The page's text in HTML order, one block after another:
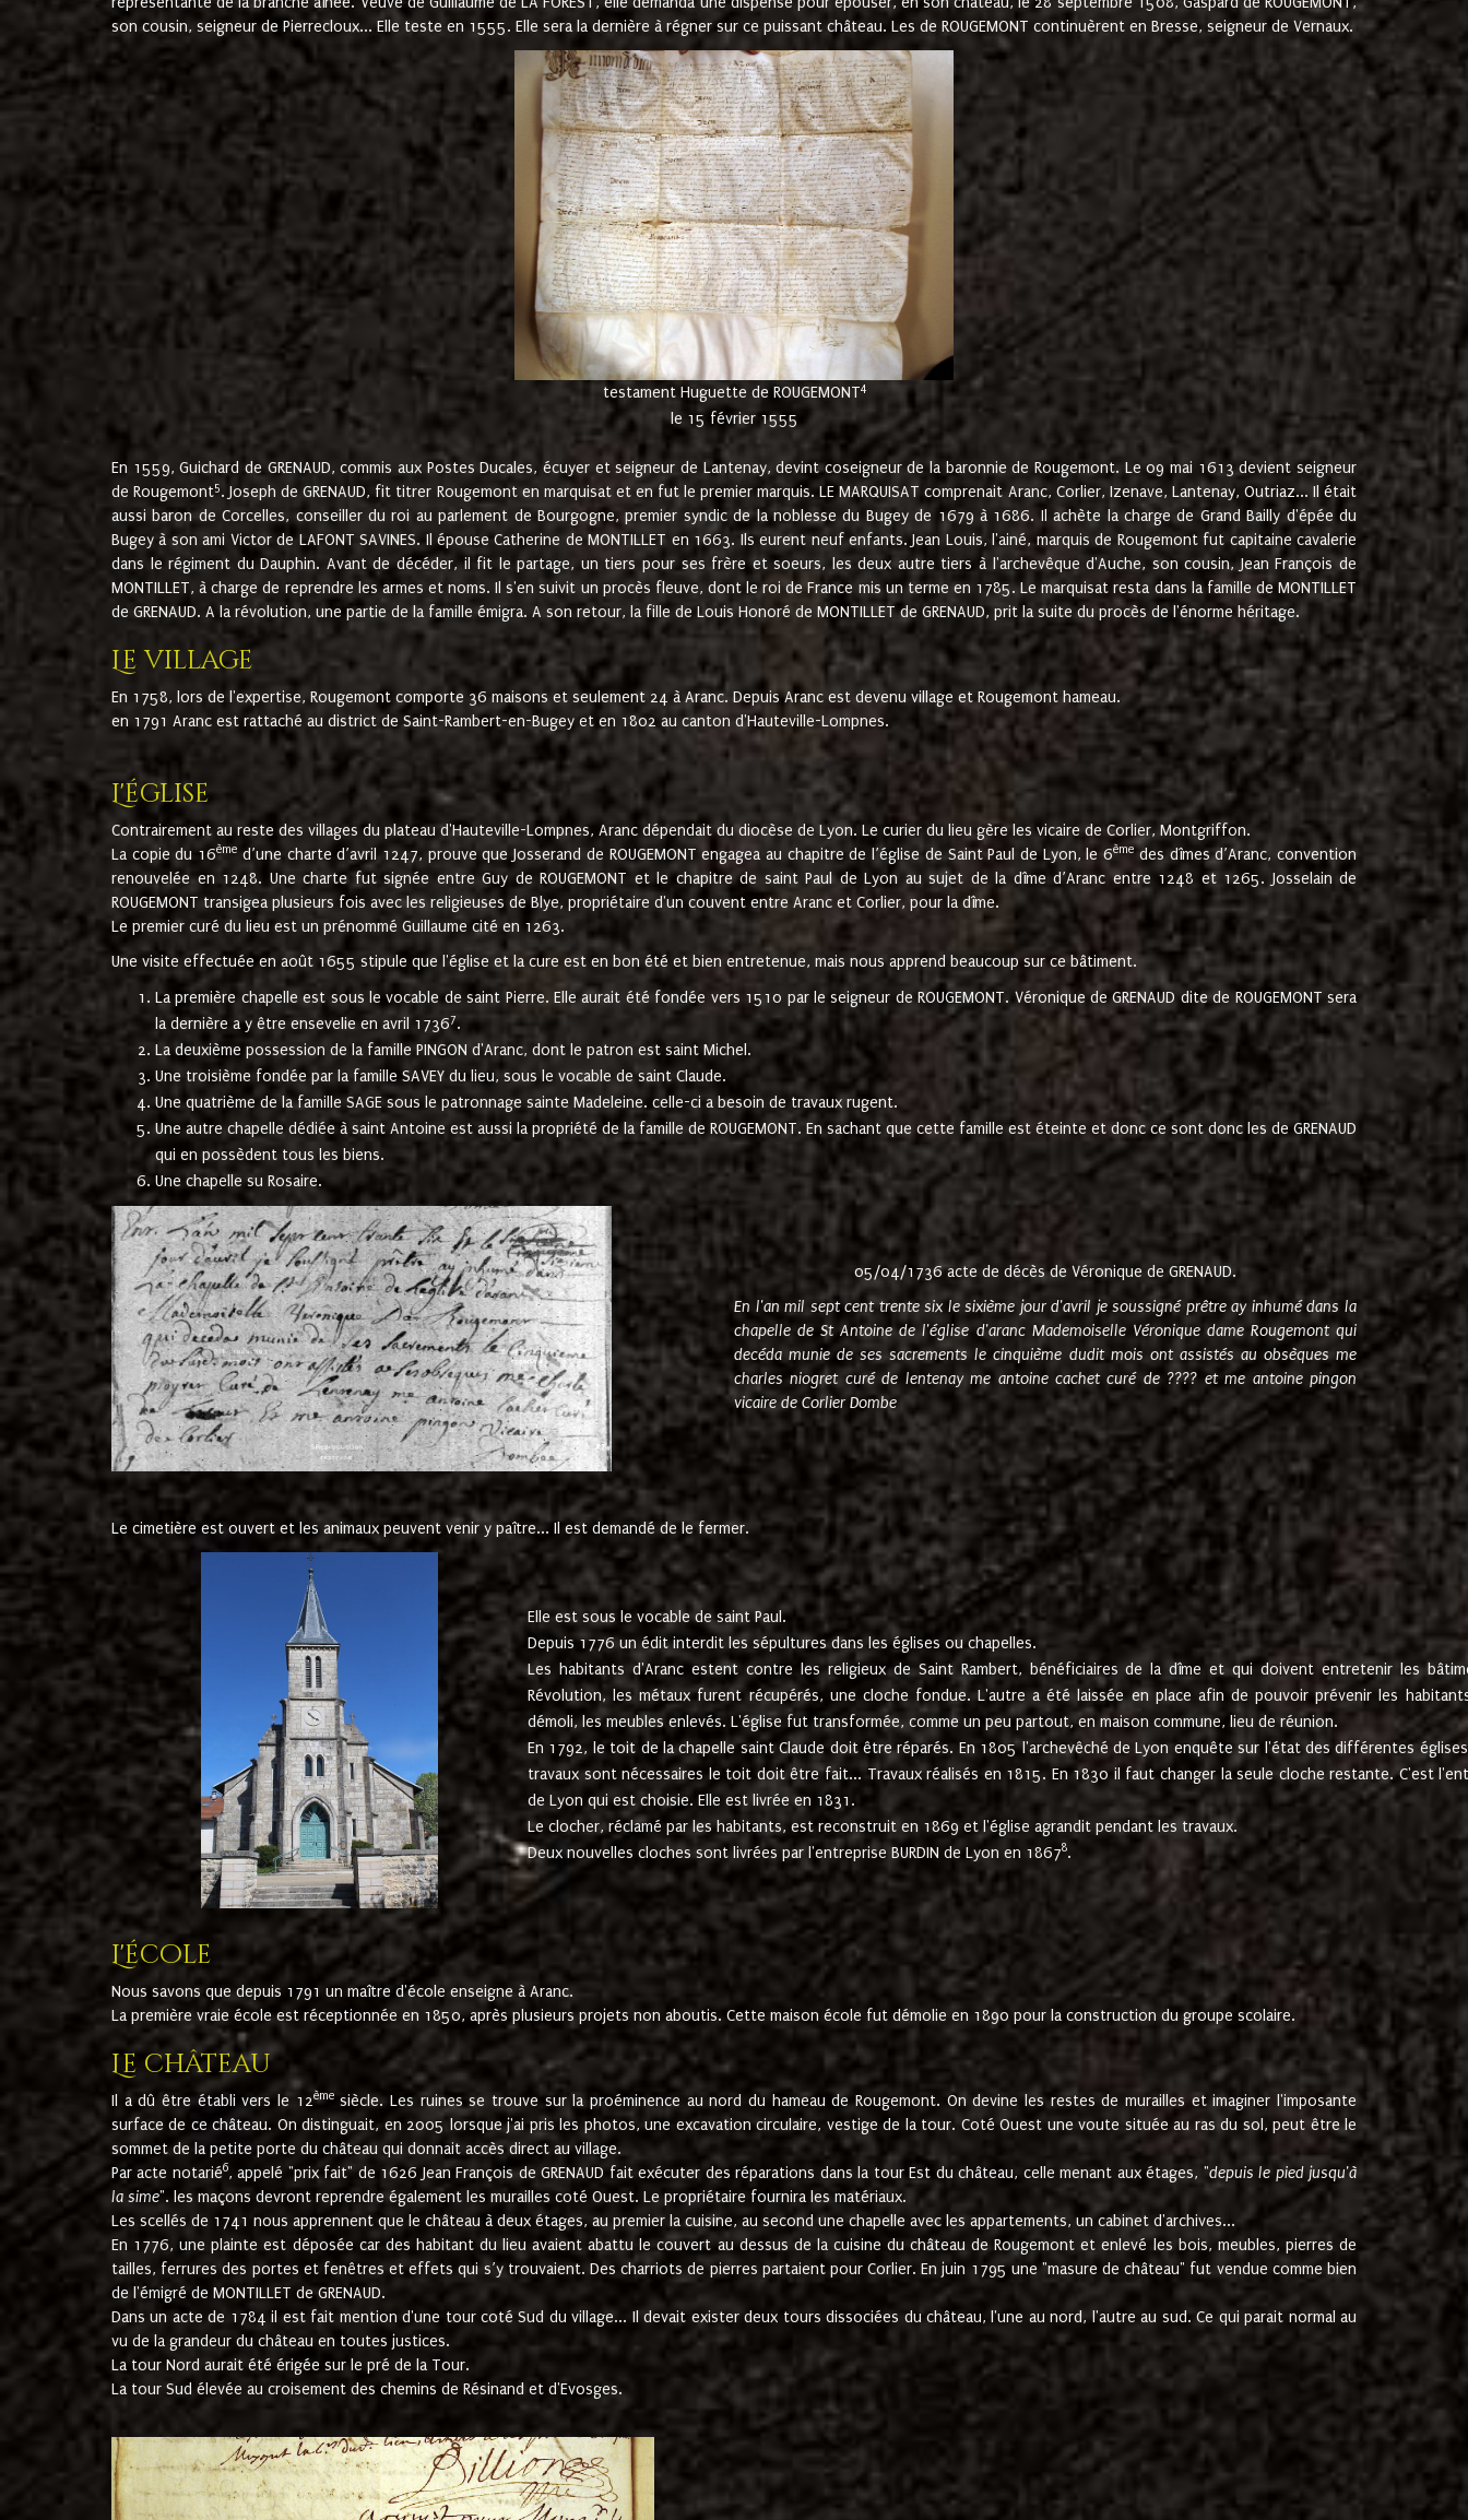
son cousin, seigneur de Pierrecloux... Elle teste en 1555. Elle sera la dernière à régner sur ce puissant château. Les de ROUGEMONT continuèrent en Bresse, seigneur de Vernaux.
testament Huguette de ROUGEMONT4
le 15 février 1555
En 1559, Guichard de GRENAUD, commis aux Postes Ducales, écuyer et seigneur de Lantenay, devint coseigneur de la baronnie de Rougemont. Le 09 mai 1613 devient seigneur
de Rougemont5. Joseph de GRENAUD, fit titrer Rougemont en marquisat et en fut le premier marquis. LE MARQUISAT comprenait Aranc, Corlier, Izenave, Lantenay, Outriaz... Il était
aussi baron de Corcelles, conseiller du roi au parlement de Bourgogne, premier syndic de la noblesse du Bugey de 1679 à 1686. Il achète la charge de Grand Bailly d'épée du
Bugey à son ami Victor de LAFONT SAVINES. Il épouse Catherine de MONTILLET en 1663. Ils eurent neuf enfants. Jean Louis, l'ainé, marquis de Rougemont fut capitaine cavalerie
dans le régiment du Dauphin. Avant de décéder, il fit le partage, un tiers pour ses frère et soeurs, les deux autre tiers à l'archevêque d'Auche, son cousin, Jean François de
MONTILLET, à charge de reprendre les armes et noms. Il s'en suivit un procès fleuve, dont le roi de France mis un terme en 1785. Le marquisat resta dans la famille de MONTILLET
de GRENAUD. A la révolution, une partie de la famille émigra. A son retour, la fille de Louis Honoré de MONTILLET de GRENAUD, prit la suite du procès de l'énorme héritage.
Le village
En 1758, lors de l'expertise, Rougemont comporte 36 maisons et seulement 24 à Aranc. Depuis Aranc est devenu village et Rougemont hameau.
en 1791 Aranc est rattaché au district de Saint-Rambert-en-Bugey et en 1802 au canton d'Hauteville-Lompnes.
L'église
Contrairement au reste des villages du plateau d'Hauteville-Lompnes, Aranc dépendait du diocèse de Lyon. Le curier du lieu gère les vicaire de Corlier, Montgriffon.
La copie du 16ème d’une charte d’avril 1247, prouve que Josserand de ROUGEMONT engagea au chapitre de l’église de Saint Paul de Lyon, le 6ème des dîmes d’Aranc, convention
renouvelée en 1248. Une charte fut signée entre Guy de ROUGEMONT et le chapitre de saint Paul de Lyon au sujet de la dîme d’Aranc entre 1248 et 1265. Josselain de
ROUGEMONT transigea plusieurs fois avec les religieuses de Blye, propriétaire d'un couvent entre Aranc et Corlier, pour la dîme.
Le premier curé du lieu est un prénommé Guillaume cité en 1263.
Une visite effectuée en août 1655 stipule que l'église et la cure est en bon été et bien entretenue, mais nous apprend beaucoup sur ce bâtiment.
La première chapelle est sous le vocable de saint Pierre. Elle aurait été fondée vers 1510 par le seigneur de ROUGEMONT. Véronique de GRENAUD dite de ROUGEMONT sera
la dernière a y être ensevelie en avril 17367.
La deuxième possession de la famille PINGON d'Aranc, dont le patron est saint Michel.
Une troisième fondée par la famille SAVEY du lieu, sous le vocable de saint Claude.
Une quatrième de la famille SAGE sous le patronnage sainte Madeleine. celle-ci a besoin de travaux rugent.
Une autre chapelle dédiée à saint Antoine est aussi la propriété de la famille de ROUGEMONT. En sachant que cette famille est éteinte et donc ce sont donc les de GRENAUD
qui en possèdent tous les biens.
Une chapelle su Rosaire.
05/04/1736 acte de décès de Véronique de GRENAUD.
En l'an mil sept cent trente six le sixième jour d'avril je soussigné prêtre ay inhumé dans la
chapelle de St Antoine de l'église d'aranc Mademoiselle Véronique dame Rougemont qui
decéda munie de ses sacrements le cinquième dudit mois ont assistés au obsèques me
charles niogret curé de lentenay me antoine cachet curé de ???? et me antoine pingon
vicaire de Corlier Dombe
Le cimetière est ouvert et les animaux peuvent venir y paître... Il est demandé de le fermer.
Elle est sous le vocable de saint Paul.
Depuis 1776 un édit interdit les sépultures dans les églises ou chapelles.
Les habitants d'Aranc estent contre les religieux de Saint Rambert, bénéficiaires de la dîme et qui doivent entretenir les
Révolution, les métaux furent récupérés, une cloche fondue. L'autre a été laissée en place afin de pouvoir prévenir les
démoli, les meubles enlevés. L'église fut transformée, comme un peu partout, en maison commune, lieu de réunion.
En 1792, le toit de la chapelle saint Claude doit être réparés. En 1805 l'archevêché de Lyon enquête sur l'état des différentes
travaux sont nécessaires le toit doit être fait... Travaux réalisés en 1815. En 1830 il faut changer la seule cloche restante. C'est
de Lyon qui est choisie. Elle est livrée en 1831.
Le clocher, réclamé par les habitants, est reconstruit en 1869 et l'église agrandit pendant les travaux.
Deux nouvelles cloches sont livrées par l'entreprise BURDIN de Lyon en 18678.
L'école
Nous savons que depuis 1791 un maître d'école enseigne à Aranc.
La première vraie école est réceptionnée en 1850, après plusieurs projets non aboutis. Cette maison école fut démolie en 1890 pour la construction du groupe scolaire.
Le château
Il a dû être établi vers le 12èmesiècle. Les ruines se trouve sur la proéminence au nord du hameau de Rougemont. On devine les restes de murailles et imaginer l'imposante
surface de ce château. On distinguait, en 2005 lorsque j'ai pris les photos, une excavation circulaire, vestige de la tour. Coté Ouest une voute située au ras du sol, peut être le
sommet de la petite porte du château qui donnait accès direct au village.
Par acte notarié6, appelé "prix fait" de 1626 Jean François de GRENAUD fait exécuter des réparations dans la tour Est du château, celle menant aux étages, "depuis le pied jusqu'à
la sime". les maçons devront reprendre également les murailles coté Ouest. Le propriétaire fournira les matériaux.
Les scellés de 1741 nous apprennent que le château à deux étages, au premier la cuisine, au second une chapelle avec les appartements, un cabinet d'archives...
En 1776, une plainte est déposée car des habitant du lieu avaient abattu le couvert au dessus de la cuisine du château de Rougemont et enlevé les bois, meubles, pierres de
tailles, ferrures des portes et fenêtres et effets qui s’y trouvaient. Des charriots de pierres partaient pour Corlier. En juin 1795 une "masure de château" fut vendue comme bien
de l'émigré de MONTILLET de GRENAUD.
Dans un acte de 1784 il est fait mention d'une tour coté Sud du village... Il devait exister deux tours dissociées du château, l'une au nord, l'autre au sud. Ce qui parait normal au
vu de la grandeur du château en toutes justices.
La tour Nord aurait été érigée sur le pré de la Tour.
La tour Sud élevée au croisement des chemins de Résinand et d'Evosges.